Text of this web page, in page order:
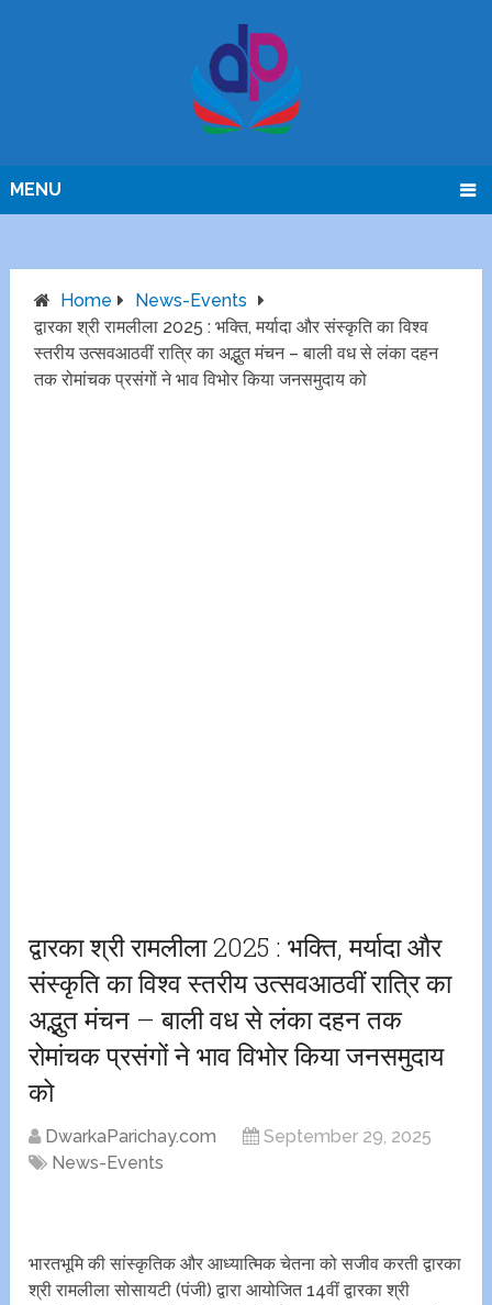
MENU
Home
News-Events
द्वारका श्री रामलीला 2025 : भक्ति, मर्यादा और संस्कृति का विश्व
स्तरीय उत्सवआठवीं रात्रि का अद्भुत मंचन – बाली वध से लंका दहन
तक रोमांचक प्रसंगों ने भाव विभोर किया जनसमुदाय को
द्वारका श्री रामलीला 2025 : भक्ति, मर्यादा और
संस्कृति का विश्व स्तरीय उत्सवआठवीं रात्रि का
अद्भुत मंचन – बाली वध से लंका दहन तक
रोमांचक प्रसंगों ने भाव विभोर किया जनसमुदाय
को
DwarkaParichay.com
September 29, 2025
News-Events
भारतभूमि की सांस्कृतिक और आध्यात्मिक चेतना को सजीव करती द्वारका
श्री रामलीला सोसायटी (पंजी) द्वारा आयोजित 14वीं द्वारका श्री